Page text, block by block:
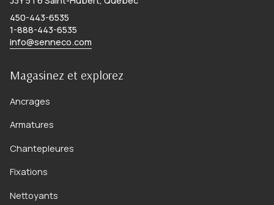
450-443-6535
1-888-443-6535
info@senneco.com
Magasinez et explorez
Ancrages
Armatures
Chantepleures
Fixations
Nettoyants